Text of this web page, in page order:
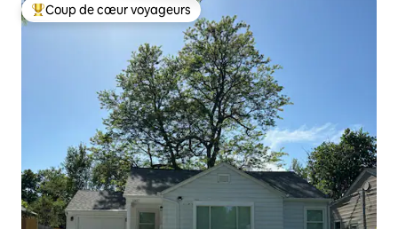
Coup de cœur voyageurs parmi les plus aimés
Coup de cœur voyageurs